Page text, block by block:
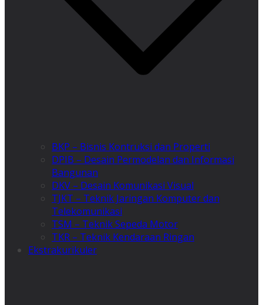
BKP – Bisnis Kontruksi dan Properti
DPIB – Desain Permodelan dan Informasi
Bangunan
DKV – Desain Komunikasi Visual
TJKT – Teknik Jaringan Komputer dan
Telekomunikasi
TSM – Teknik Sepeda Motor
TKR – Teknik Kendaraan Ringan
Ekstrakurikuler